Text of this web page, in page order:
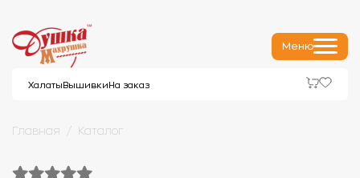
Меню
Халаты Вышивки На заказ
Главная Каталог